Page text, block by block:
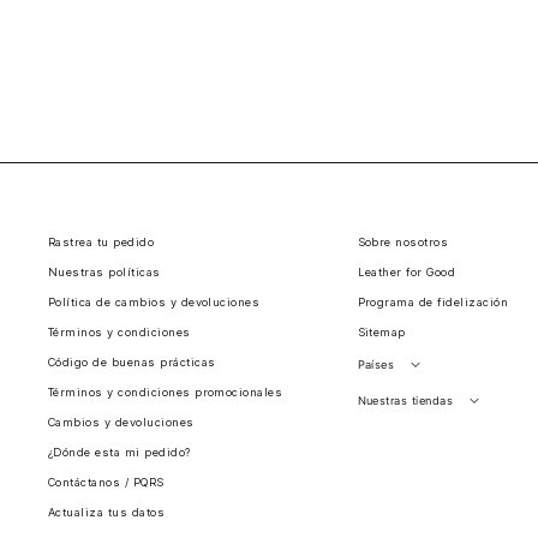
Rastrea tu pedido
Nuestras políticas
Política de cambios y devoluciones
Términos y condiciones
Código de buenas prácticas
Términos y condiciones promocionales
Cambios y devoluciones
¿Dónde esta mi pedido?
Contáctanos / PQRS
Actualiza tus datos
Sobre nosotros
Leather for Good
Programa de fidelización
Sitemap
Países
Perú
Nuestras tiendas